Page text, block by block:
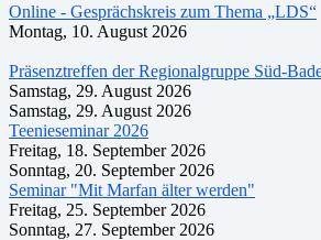
Online - Gesprächskreis zum Thema „LDS“
Montag, 10. August 2026
Präsenztreffen der Regionalgruppe Süd-
Samstag, 29. August 2026
Samstag, 29. August 2026
Teenieseminar 2026
Freitag, 18. September 2026
Sonntag, 20. September 2026
Seminar "Mit Marfan älter werden"
Freitag, 25. September 2026
Sonntag, 27. September 2026